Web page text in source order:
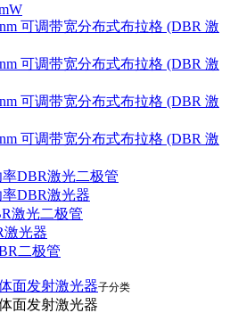
可调带宽分布式布拉格 (DBR 激
可调带宽分布式布拉格 (DBR 激
可调带宽分布式布拉格 (DBR 激
可调带宽分布式布拉格 (DBR 激
率DBR激光二极管
率DBR激光器
激光二极管
激光器
二极管
面发射激光器子分类
面发射激光器